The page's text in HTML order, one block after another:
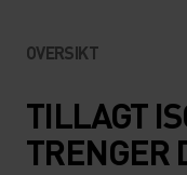
OVERSIKT
TILLAGT
TRENGER